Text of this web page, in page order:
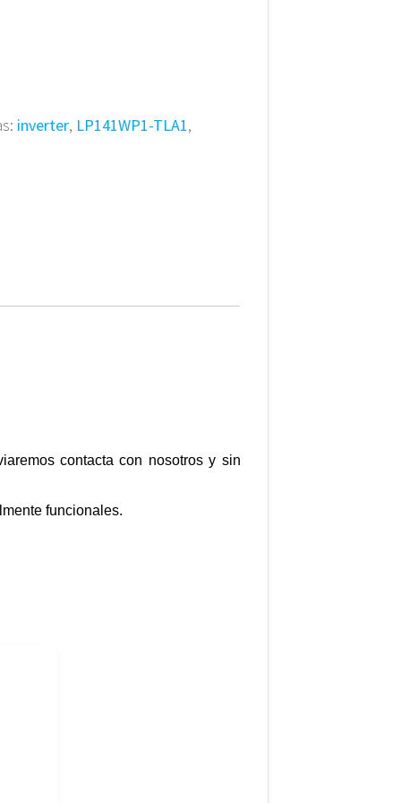
inverter, LP141WP1-TLA1,
contacta con nosotros y sin
funcionales.